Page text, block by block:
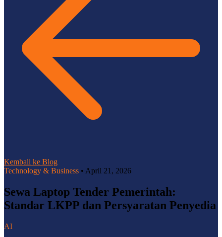
Kembali ke Blog
Technology & Business • April 21, 2026
Sewa Laptop Tender Pemerintah:
Standar LKPP dan Persyaratan Penyedia
AI